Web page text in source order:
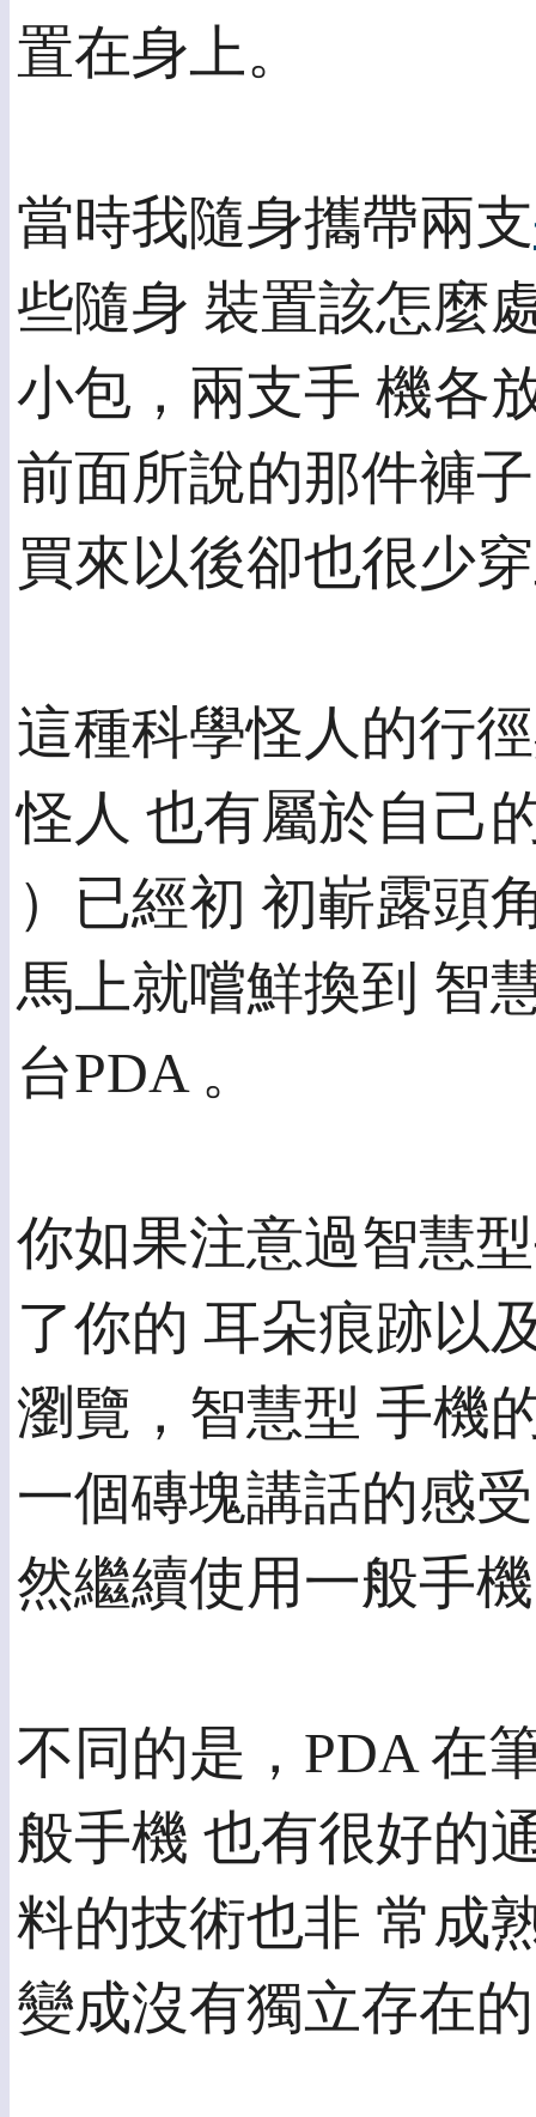
置在身上。
當時我隨身攜帶兩支
些隨身 裝置該怎麼
小包，兩支手 機各
前面所說的那件褲
買來以後卻也很少
這種科學怪人的行
怪人 也有屬於自己
）已經初 初嶄露頭
馬上就嚐鮮換到 智
台PDA 。
你如果注意過智慧
了你的 耳朵痕跡以
瀏覽，智慧型 手機
一個磚塊講話的感
然繼續使用一般手
不同的是，PDA 在
般手機 也有很好的
料的技術也非 常成
變成沒有獨立存在